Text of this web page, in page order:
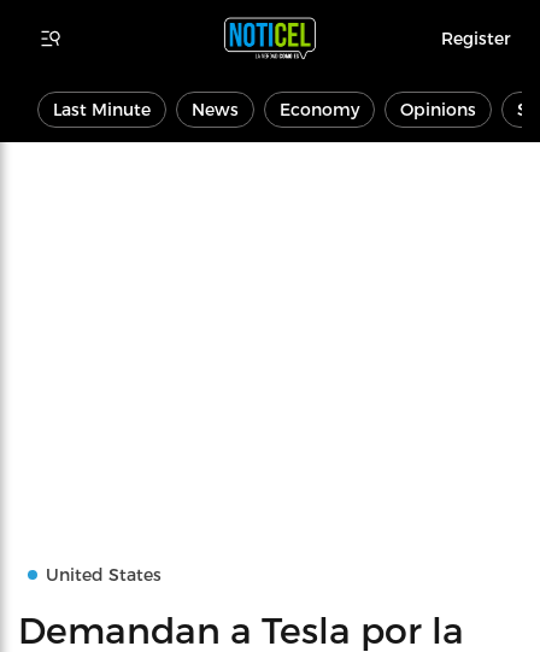
Register
Last Minute News Economy Opinions
United States
Demandan a Tesla por la